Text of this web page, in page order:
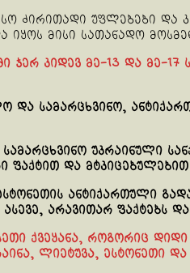
ძირითადი უფლებები
მისი სათანადო
კიდევ მე-13 და მე-17
და სამარცხვინო,
უკრაინული
ფაქტით და
ანტიქართული
არავითარ ფაქტებს
ქვეყანა, როგორიც
ლიეტუვა, ესტონეთი